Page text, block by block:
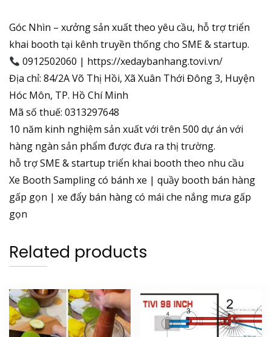
Góc Nhìn – xưởng sản xuất theo yêu cầu, hỗ trợ triển
khai booth tại kênh truyền thống cho SME & startup.
0912502060 | https://xedaybanhang.tovi.vn/
Địa chỉ: 84/2A Võ Thị Hồi, Xã Xuân Thới Đông 3, Huyện
Hóc Môn, TP. Hồ Chí Minh
Mã số thuế: 0313297648
10 năm kinh nghiệm sản xuất với trên 500 dự án với
hàng ngàn sản phẩm được đưa ra thị trường.
hỗ trợ SME & startup triển khai booth theo nhu cầu
Xe Booth Sampling có bánh xe | quầy booth bán hàng
gấp gọn | xe đẩy bán hàng có mái che nắng mưa gấp
gọn
Related products